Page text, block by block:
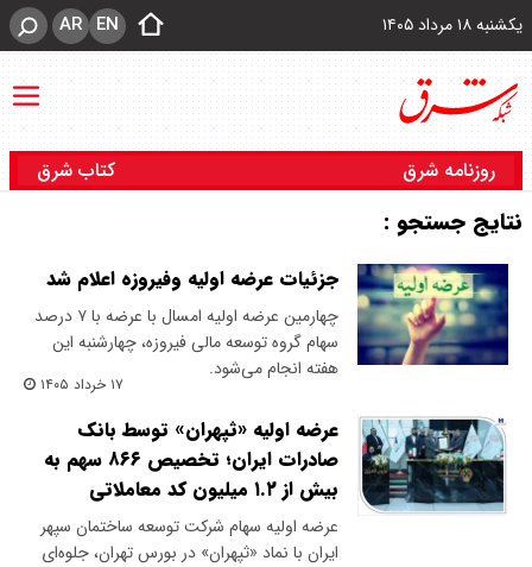
یکشنبه ۱۸ مرداد ۱۴۰۵ EN
AR
روزنامه شرق کتاب شرق
نتایج جستجو :
جزئیات عرضه اولیه وفیروزه اعلام شد
چهارمین عرضه اولیه امسال با عرضه با ۷ درصد
سهام گروه توسعه مالی فیروزه، چهارشنبه این
هفته انجام می‌شود.
۱۷ خرداد ۱۴۰۵
عرضه اولیه «ثپهران» توسط بانک
صادرات ایران؛ تخصیص ۸۶۶ سهم به
بیش از ۱.۲ میلیون کد معاملاتی
​عرضه اولیه سهام شرکت توسعه ساختمان سپهر
ایران با نماد «ثپهران» در بورس تهران، جلوه‌ای